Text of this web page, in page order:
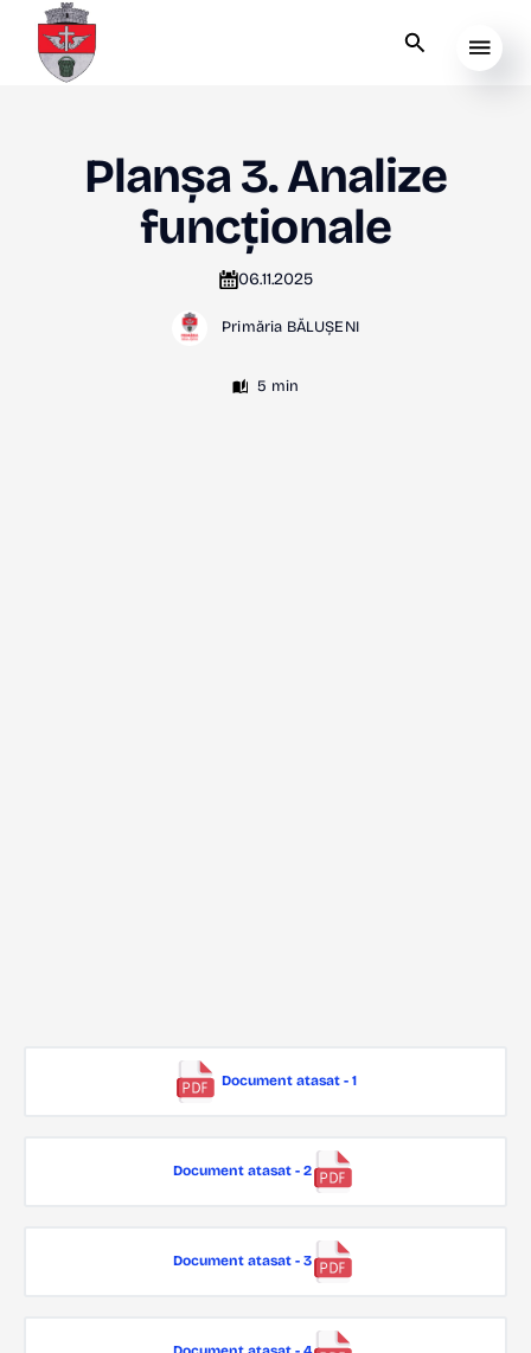
Planșa 3. Analize
funcționale
06.11.2025
Primăria BĂLUȘENI
5 min
Document atasat - 1
Document atasat - 2
Document atasat - 3